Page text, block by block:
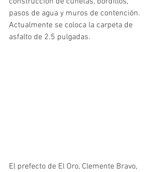
pasos de agua y muros de contención.
Actualmente se coloca la carpeta de
asfalto de 2.5 pulgadas.
El prefecto de El Oro, Clemente Bravo,